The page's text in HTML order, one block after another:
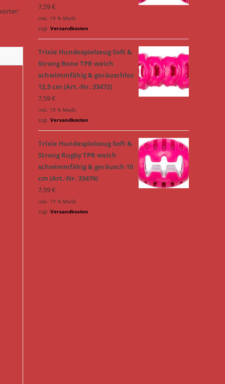
7,59€
inkl. 19 % MwSt.
zzgl. Versandkosten
Trixie Hundespielzeug Soft &
Strong Bone TPR weich
schwimmfähig & geräuschlos
12,5 cm (Art.-Nr. 33472)
7,59€
inkl. 19 % MwSt.
zzgl. Versandkosten
Trixie Hundespielzeug Soft &
Strong Rugby TPR weich
schwimmfähig & geräusch 10
cm (Art.-Nr. 33476)
7,59€
inkl. 19 % MwSt.
zzgl. Versandkosten